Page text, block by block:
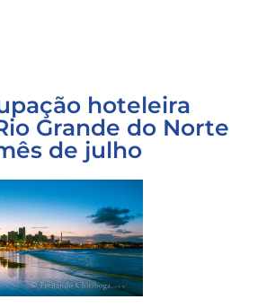
hoteleira
Grande do Norte
de julho